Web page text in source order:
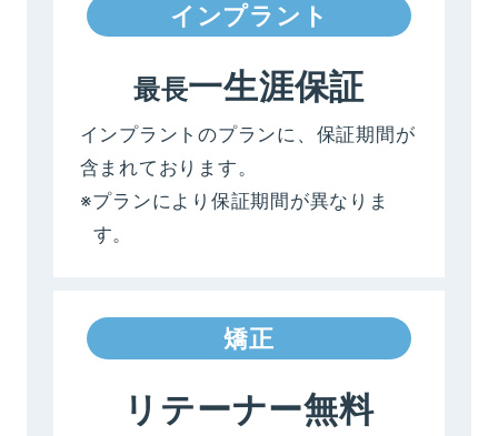
インプラント
最長一生涯保証
インプラントのプランに、保証期間が
含まれております。
※プランにより保証期間が異なりま
す。
矯正
リテーナー無料